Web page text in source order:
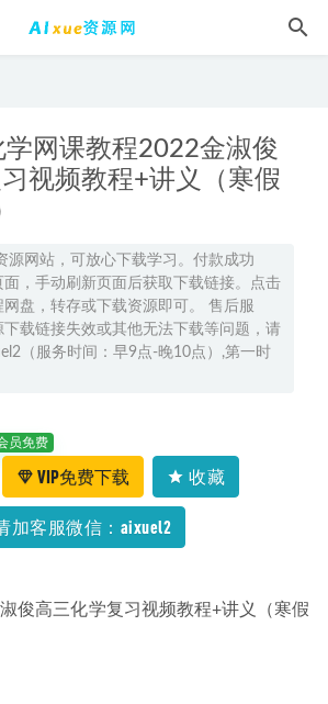
网课教程2022金淑俊
视频教程+讲义（寒假
源网站，可放心下载学习。付款成功
面，手动刷新页面后获取下载链接。点击
网盘，转存或下载资源即可。 售后服
载链接失效或其他无法下载等问题，请
（服务时间：早9点-晚10点）,第一时
员免费
VIP免费下载 收藏
加客服微信：aixuel2
俊高三化学复习视频教程+讲义（寒假
（语文/数学/英语） 2024-05-23
遍就OK高中语文体系课 2025-03-01
报课推荐- 乘风老师语文怎么样 2024-01-13
理a+网课寒假班 2024-03-13